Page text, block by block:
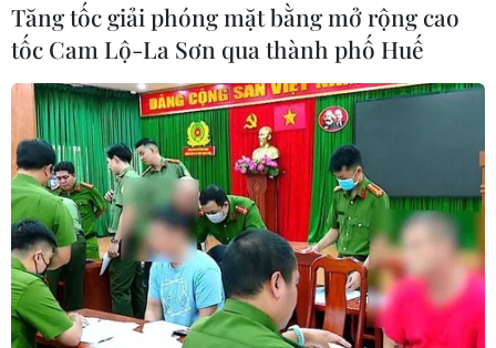
TIN CÙNG CHUYÊN MỤC
Iran cảnh báo đáp trả nhằm vào hạ
tầng năng lượng khu vực nếu bị tấn
công
06/08/2026 04:37
Iran và Oman đạt thỏa thuận về
tuyến vận tải qua eo biển Hormuz
06/08/2026 04:36
Tăng tốc giải phóng mặt bằng mở rộng cao
tốc Cam Lộ-La Sơn qua thành phố Huế